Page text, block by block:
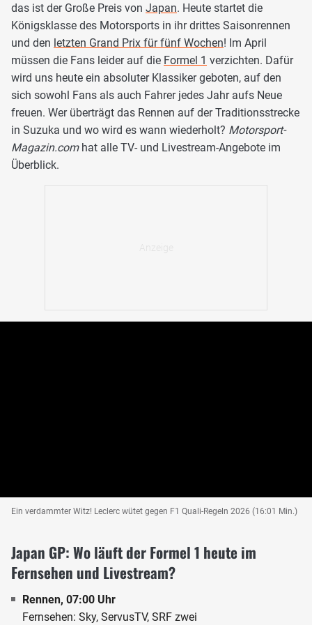
das ist der Große Preis von Japan. Heute startet die
Königsklasse des Motorsports in ihr drittes Saisonrennen
und den letzten Grand Prix für fünf Wochen! Im April
müssen die Fans leider auf die Formel 1 verzichten. Dafür
wird uns heute ein absoluter Klassiker geboten, auf den
sich sowohl Fans als auch Fahrer jedes Jahr aufs Neue
freuen. Wer überträgt das Rennen auf der Traditionsstrecke
in Suzuka und wo wird es wann wiederholt? Motorsport-
Magazin.com hat alle TV- und Livestream-Angebote im
Überblick.
Ein verdammter Witz! Leclerc wütet gegen F1 Quali-Regeln 2026 (16:01 Min.)
Japan GP: Wo läuft der Formel 1 heute im
Fernsehen und Livestream?
Rennen, 07:00 Uhr
Fernsehen: Sky, ServusTV, SRF zwei